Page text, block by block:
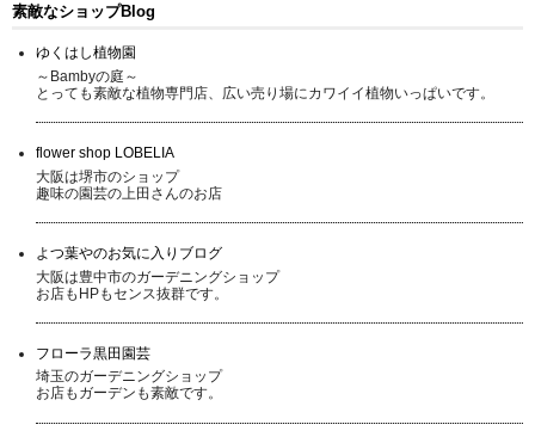
素敵なショップBlog
ゆくはし植物園
～Bambyの庭～
とっても素敵な植物専門店、広い売り場にカワイイ植物いっぱいです。
flower shop LOBELIA
大阪は堺市のショップ
趣味の園芸の上田さんのお店
よつ葉やのお気に入りブログ
大阪は豊中市のガーデニングショップ
お店もHPもセンス抜群です。
フローラ黒田園芸
埼玉のガーデニングショップ
お店もガーデンも素敵です。